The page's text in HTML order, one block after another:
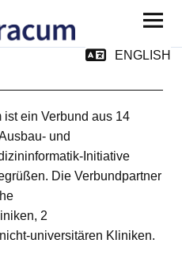
ENGLISH
ein Verbund aus 14
und
Initiative
Die Verbundpartner
2
universitären Kliniken.